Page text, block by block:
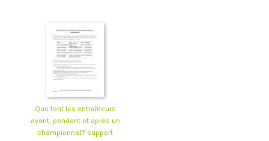
Que font les entraîneurs
avant, pendant et après un
championnat? support